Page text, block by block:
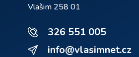
Vlašim 258 01
326 551 005
info@vlasimnet.cz